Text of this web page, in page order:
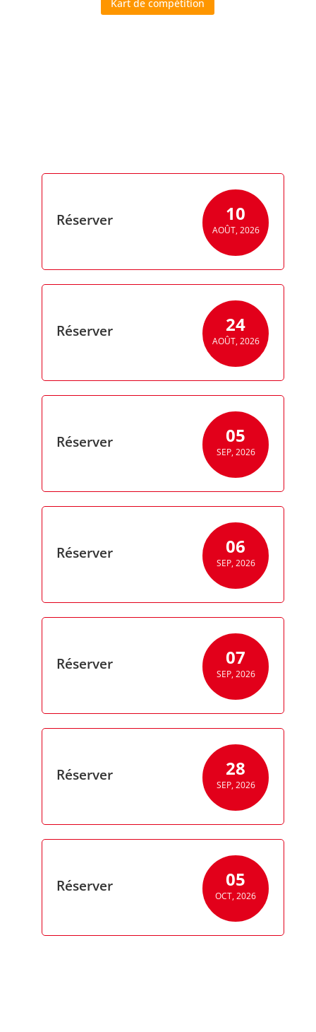
Kart de compétition
10
AOÛT, 2026
Réserver
24
AOÛT, 2026
Réserver
05
SEP, 2026
Réserver
06
SEP, 2026
Réserver
07
SEP, 2026
Réserver
28
SEP, 2026
Réserver
05
OCT, 2026
Réserver